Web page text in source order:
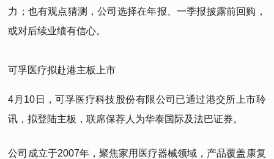
力；也有观点猜测，公司选择在年报、一季报披露前回购，
或对后续业绩有信心。
可孚医疗拟赴港主板上市
4月10日，可孚医疗科技股份有限公司已通过港交所上市聆
讯，拟登陆主板，联席保荐人为华泰国际及法巴证券。
公司成立于2007年，聚焦家用医疗器械领域，产品覆盖康复